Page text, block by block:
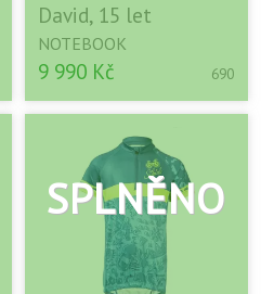
David, 15 let
NOTEBOOK
9 990 Kč 690